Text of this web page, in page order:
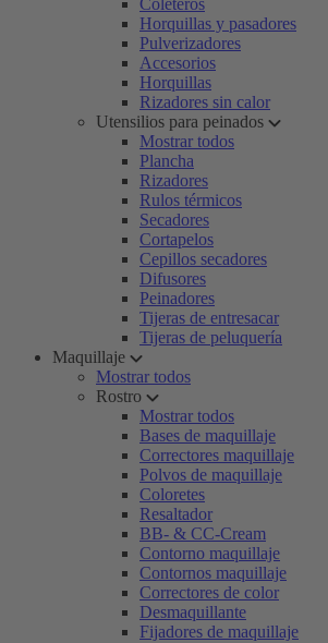
Coleteros
Horquillas y pasadores
Pulverizadores
Accesorios
Horquillas
Rizadores sin calor
Utensilios para peinados
Mostrar todos
Plancha
Rizadores
Rulos térmicos
Secadores
Cortapelos
Cepillos secadores
Difusores
Peinadores
Tijeras de entresacar
Tijeras de peluquería
Maquillaje
Mostrar todos
Rostro
Mostrar todos
Bases de maquillaje
Correctores maquillaje
Polvos de maquillaje
Coloretes
Resaltador
BB- & CC-Cream
Contorno maquillaje
Contornos maquillaje
Correctores de color
Desmaquillante
Fijadores de maquillaje